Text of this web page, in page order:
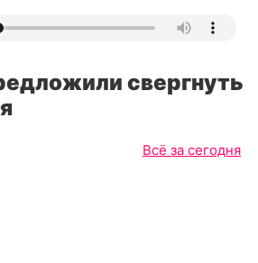
свергнуть
Всё за сегодня